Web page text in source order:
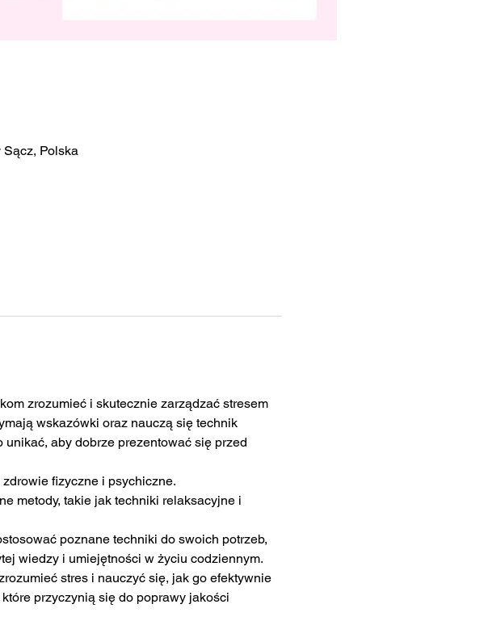
Polska
zrozumieć i skutecznie zarządzać stresem
wskazówki oraz nauczą się technik
aby dobrze prezentować się przed
zdrowie fizyczne i psychiczne.
metody, takie jak techniki relaksacyjne i
poznane techniki do swoich potrzeb,
wiedzy i umiejętności w życiu codziennym.
stres i nauczyć się, jak go efektywnie
przyczynią się do poprawy jakości